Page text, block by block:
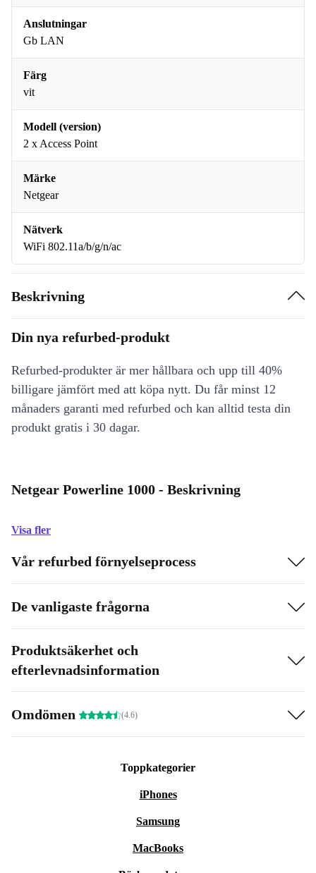
Anslutningar
Gb LAN
Färg
vit
Modell (version)
2 x Access Point
Märke
Netgear
Nätverk
WiFi 802.11a/b/g/n/ac
Beskrivning
Din nya refurbed-produkt
Refurbed-produkter är mer hållbara och upp till 40%
billigare jämfört med att köpa nytt. Du får minst 12
månaders garanti med refurbed och kan alltid testa din
produkt gratis i 30 dagar.
Netgear Powerline 1000 - Beskrivning
Visa fler
Vår refurbed förnyelseprocess
De vanligaste frågorna
Produktsäkerhet och
efterlevnadsinformation
Omdömen (4.6)
Toppkategorier
iPhones
Samsung
MacBooks